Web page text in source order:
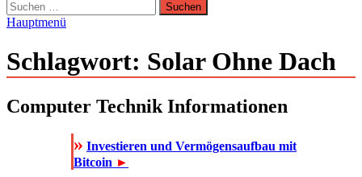
Suchen
nach:
Hauptmenü
Schlagwort: Solar Ohne Dach
Computer Technik Informationen
» Investieren und Vermögensaufbau mit
Bitcoin ►